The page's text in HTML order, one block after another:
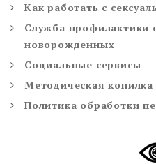
Как работать с
Служба профилактики
новорожденных
Социальные сервисы
Методическая копилка
Политика обработки